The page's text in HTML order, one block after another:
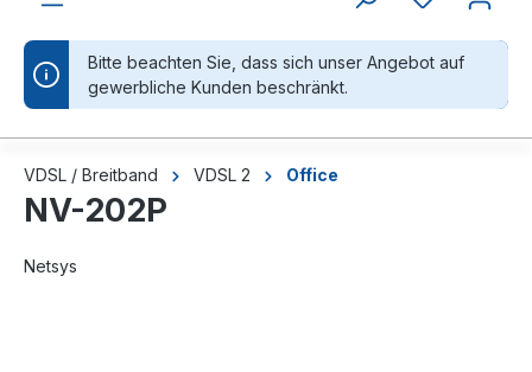
Bitte beachten Sie, dass sich unser Angebot auf
gewerbliche Kunden beschränkt.
VDSL / Breitband VDSL 2 Office
NV-202P
Netsys